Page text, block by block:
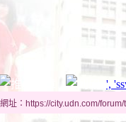
',
址：https://city.udn.com/